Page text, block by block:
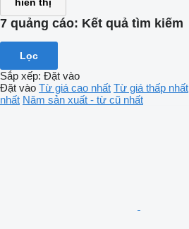
7 quảng cáo: Kết quả tìm kiếm
Lọc
Sắp xếp: Đặt vào
Đặt vào Từ giá cao nhất Từ giá thấp nhất
nhất Năm sản xuất - từ cũ nhất